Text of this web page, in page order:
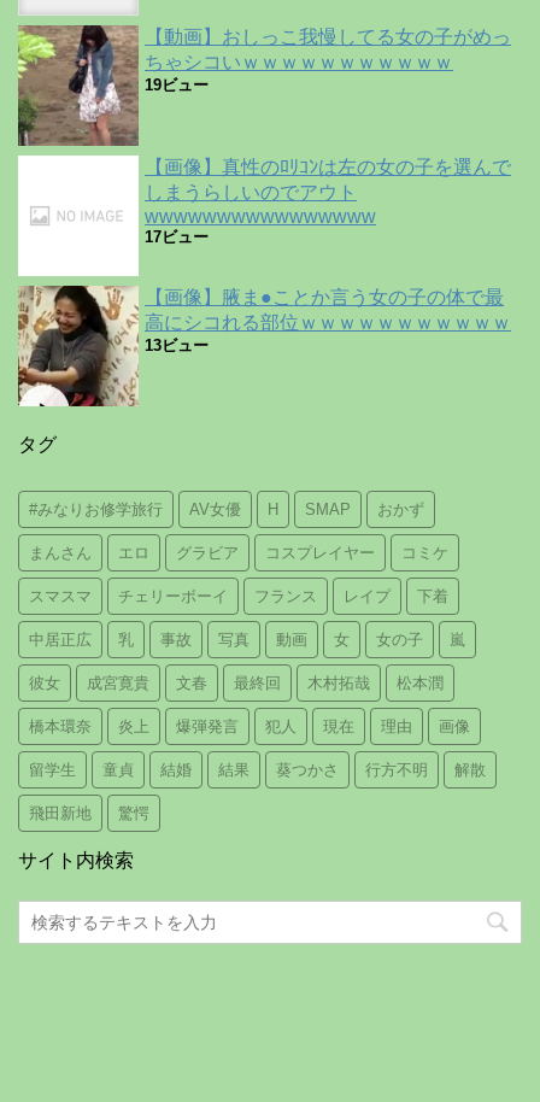
【動画】おしっこ我慢してる女の子がめっ
ちゃシコいｗｗｗｗｗｗｗｗｗｗｗ
19ビュー
【画像】真性のﾛﾘｺﾝは左の女の子を選んで
しまうらしいのでアウト
wwwwwwwwwwwwwwww
17ビュー
【画像】腋ま●ことか言う女の子の体で最
高にシコれる部位ｗｗｗｗｗｗｗｗｗｗｗ
13ビュー
タグ
#みなりお修学旅行 AV女優 H SMAP おかず
まんさん エロ グラビア コスプレイヤー コミケ
スマスマ チェリーボーイ フランス レイプ 下着
中居正広 乳 事故 写真 動画 女 女の子 嵐
彼女 成宮寛貴 文春 最終回 木村拓哉 松本潤
橋本環奈 炎上 爆弾発言 犯人 現在 理由 画像
留学生 童貞 結婚 結果 葵つかさ 行方不明 解散
飛田新地 驚愕
サイト内検索